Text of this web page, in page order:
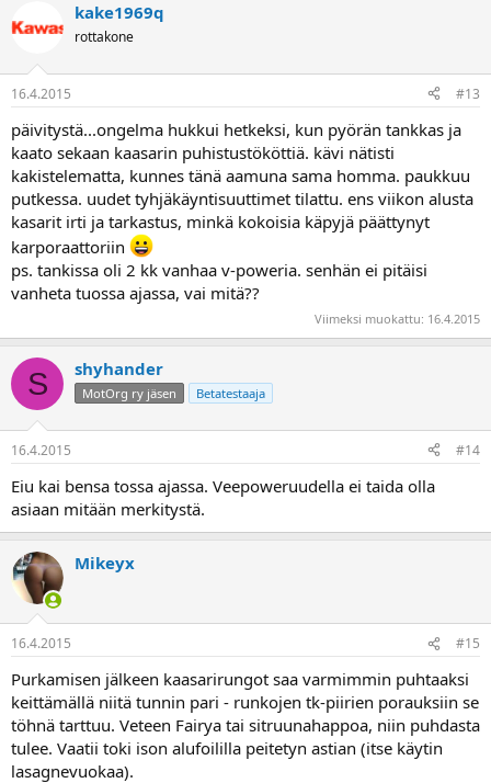
kake1969q
rottakone
16.4.2015 #13
päivitystä...ongelma hukkui hetkeksi, kun pyörän tankkas ja
kaato sekaan kaasarin puhistustököttiä. kävi nätisti
kakistelematta, kunnes tänä aamuna sama homma. paukkuu
putkessa. uudet tyhjäkäyntisuuttimet tilattu. ens viikon alusta
kasarit irti ja tarkastus, minkä kokoisia käpyjä päättynyt
karporaattoriin
ps. tankissa oli 2 kk vanhaa v-poweria. senhän ei pitäisi
vanheta tuossa ajassa, vai mitä??
Viimeksi muokattu: 16.4.2015
S shyhander
MotOrg ry jäsen Betatestaaja
16.4.2015 #14
Eiu kai bensa tossa ajassa. Veepoweruudella ei taida olla
asiaan mitään merkitystä.
Mikeyx
16.4.2015 #15
Purkamisen jälkeen kaasarirungot saa varmimmin puhtaaksi
keittämällä niitä tunnin pari - runkojen tk-piirien porauksiin se
töhnä tarttuu. Veteen Fairya tai sitruunahappoa, niin puhdasta
tulee. Vaatii toki ison alufoililla peitetyn astian (itse käytin
lasagnevuokaa).